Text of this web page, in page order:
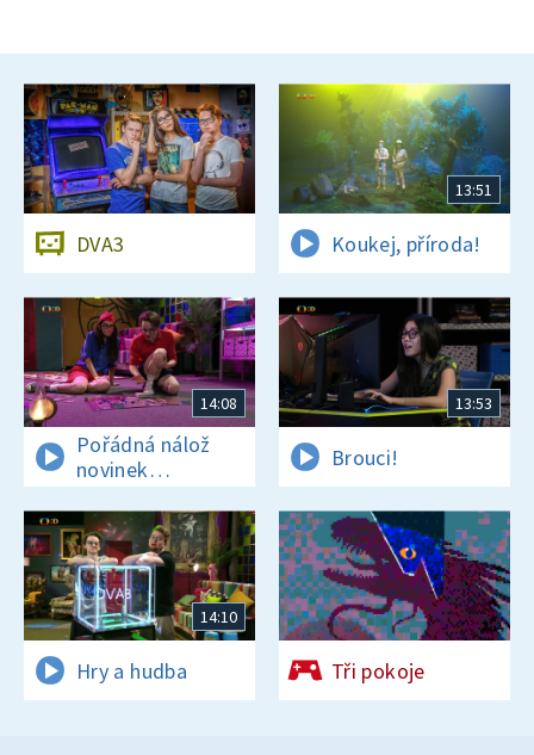
DVA3
13:51
Koukej, příroda!
14:08
Pořádná nálož
novinek
a zajímavostí
13:53
Brouci!
14:10
Hry a hudba Tři pokoje